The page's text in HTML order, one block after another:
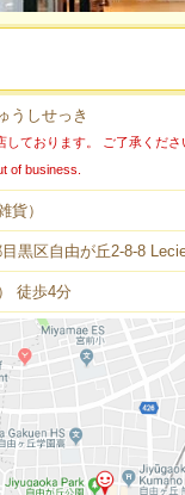
うしせっき
ております。 ご了承くださ
of business.
貨）
黒区自由が丘2-8-8
徒歩4分